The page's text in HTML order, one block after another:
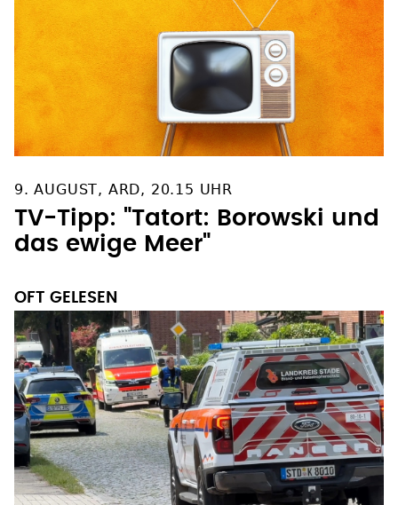
9. AUGUST, ARD, 20.15 UHR
TV-Tipp: "Tatort: Borowski und
das ewige Meer"
OFT GELESEN